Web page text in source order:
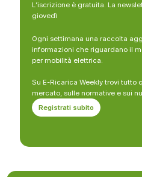
L’iscrizione è gratuita. La
giovedì
Ogni settimana una raccolta
informazioni che riguardano il
per mobilità elettrica.
Su E-Ricarica Weekly trovi tutto
mercato, sulle normative e sui
Registrati subito